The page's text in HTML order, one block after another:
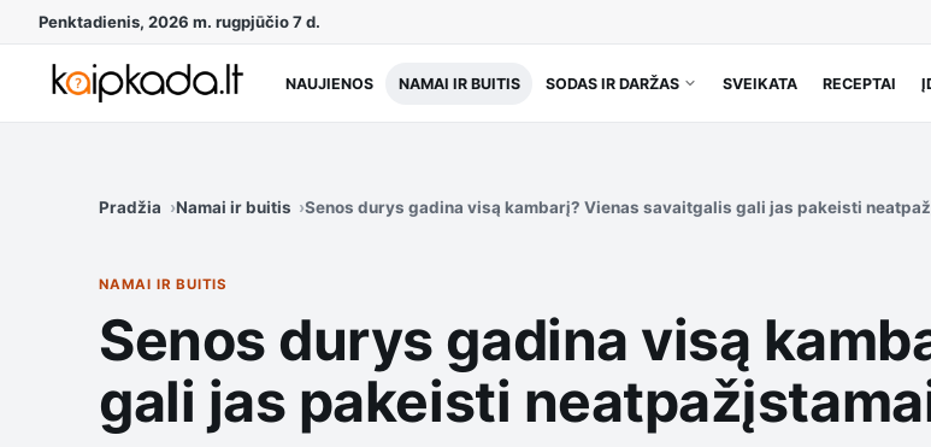
Penktadienis, 2026 m. rugpjūčio 7 d.
NAUJIENOS NAMAI IR BUITIS SODAS IR DARŽAS SVEIKATA RECEPTAI
Pradžia Namai ir buitis Senos durys gadina visą kambarį? Vienas savaitgalis gali jas pakeisti
NAMAI IR BUITIS
Senos durys gadina visą
gali jas pakeisti